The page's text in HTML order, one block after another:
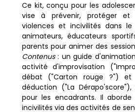
Ce kit, conçu pour les
vise à prévenir, protéger
violences et incivilités dans
animateurs, éducateurs
parents pour animer des
Contenus: un guide
activité d'improvisation
débat ("Carton rouge ?")
déduction ("La
pour les encadrants. Il
incivilités via des activités de